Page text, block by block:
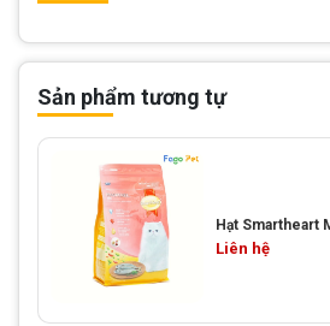
Sản phẩm tương tự
Hạt Smartheart
Liên hệ